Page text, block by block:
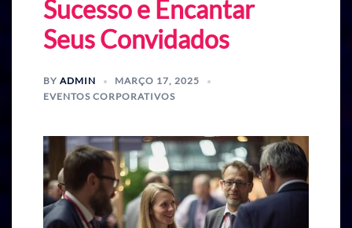
Sucesso e Encantar
Seus Convidados
BY ADMIN
MARÇO 17, 2025
EVENTOS CORPORATIVOS